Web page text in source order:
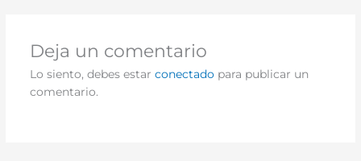
Deja un comentario
Lo siento, debes estar conectadopara publicar un
comentario.